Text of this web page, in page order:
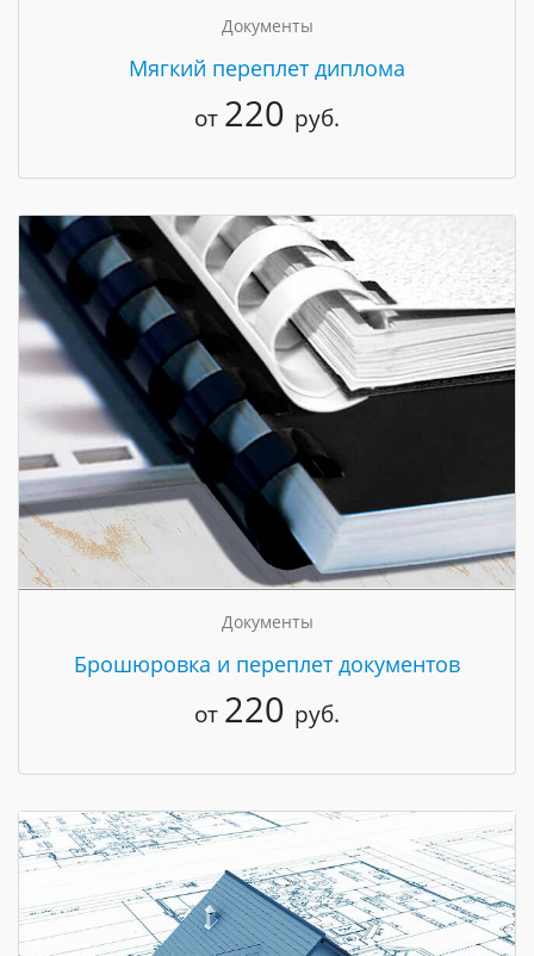
Документы
Мягкий переплет диплома
от 220 руб.
Документы
Брошюровка и переплет документов
от 220 руб.